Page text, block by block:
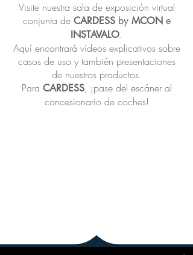
Visite nuestra sala de exposición virtual
conjunta de CARDESS by MCON e
INSTAVALO.
Aquí encontrará vídeos explicativos sobre
casos de uso y también presentaciones
de nuestros productos.
Para CARDESS, ¡pase del escáner al
concesionario de coches!